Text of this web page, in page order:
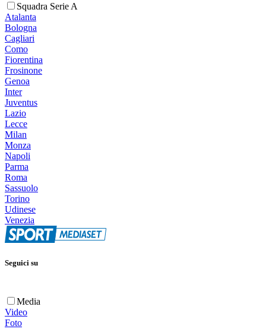
Squadra Serie A
Atalanta
Bologna
Cagliari
Como
Fiorentina
Frosinone
Genoa
Inter
Juventus
Lazio
Lecce
Milan
Monza
Napoli
Parma
Roma
Sassuolo
Torino
Udinese
Venezia
Seguici su
Media
Video
Foto